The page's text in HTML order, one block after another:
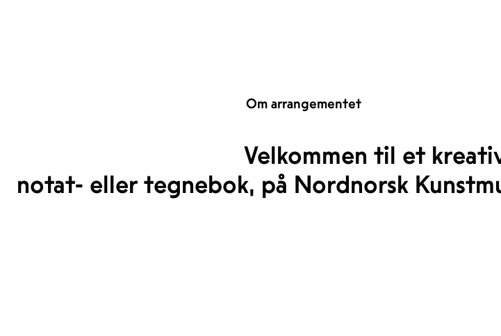
Om arrangementet
Velkommen til et
notat- eller tegnebok, på Nordnorsk